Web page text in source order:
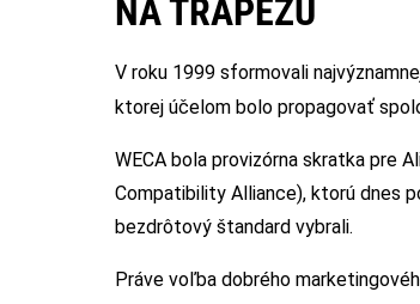
NA TRAPÉZU
V roku 1999 sformovali
ktorej účelom bolo propagovať
WECA bola provizórna skratka pre
Compatibility Alliance), ktorú dnes
bezdrôtový štandard vybrali.
Práve voľba dobrého